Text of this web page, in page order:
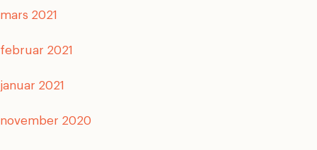
mars 2021
februar 2021
januar 2021
november 2020